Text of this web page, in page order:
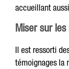
accueillant
Miser sur
Il est ressorti
témoignages la